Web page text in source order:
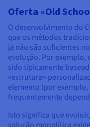
Preços
Regiões
Documentação
Roadmap & Changelog
Roadmap & Changelog
NVIDIA H100
NVIDIA L40S
NVIDIA L4
Todas as GPU →
Preços
Disponibilidade por regiões
Documentação
Roadmap & Changelog
Preços
Documentação
Roadmap & Changelog
Logs & Metrics
Roadmap & Changelog
CLOUD READY
Cloud Ready
Self-Service Portal, API
IAM e Tenant
Governança e Quotas
Infraestrutura Anti-
Game DDoS Protection
DNSSEC
SSL Gateway
Documentação
Roadmap & Changelog
Virtualização e
Site e aplicação
Todas as utilizações
Preços
SO e licenças
Documentação
Roadmap & Changelog
Game DDoS Protection
DNSSEC
SSL Gateway
Documentação
Roadmap & Changelog
Como criar um site?
Alojar um site
Criar um site em um
Criar a minha loja online
Documentação
Roadmap & Changelog
Oferta «Old
O desenvolvimento do
que os métodos
já não são suficientes
evolução. Por
sido tipicamente
«estrutura»
elemento (por
frequentemente
Isto significa que